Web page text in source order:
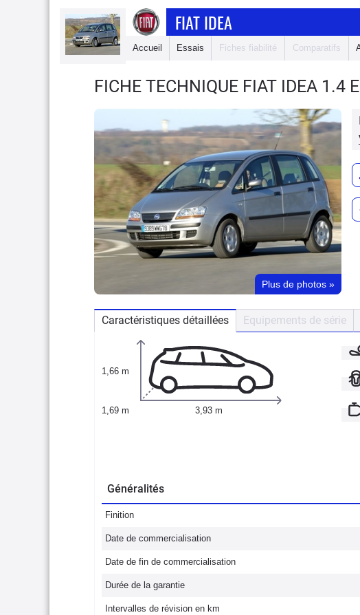
FIAT IDEA
Accueil Essais Fiches fiabilité Comparatifs
FICHE TECHNIQUE FIAT IDEA 1.4
Plus de photos »
Caractéristiques détaillées Equipements de série
1,66 m
1,69 m 3,93 m
Généralités
Finition
Date de commercialisation
Date de fin de commercialisation
Durée de la garantie
Intervalles de révision en km